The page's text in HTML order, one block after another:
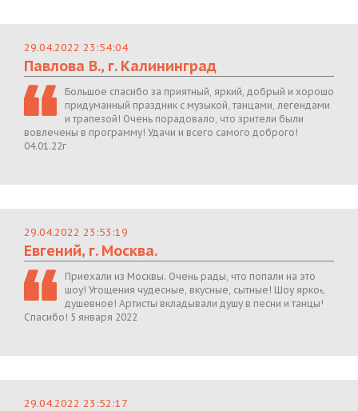
29.04.2022 23:54:04
Павлова В., г. Калининград
Большое спасибо за приятный, яркий, добрый и хорошо
придуманный праздник с музыкой, танцами, легендами
и трапезой! Очень порадовало, что зрители были
вовлечены в программу! Удачи и всего самого доброго!
04.01.22г
29.04.2022 23:53:19
Евгений, г. Москва.
Приехали из Москвы. Очень рады, что попали на это
шоу! Угощения чудесные, вкусные, сытные! Шоу яркое,
душевное! Артисты вкладывали душу в песни и танцы!
Спасибо! 5 января 2022
29.04.2022 23:52:17